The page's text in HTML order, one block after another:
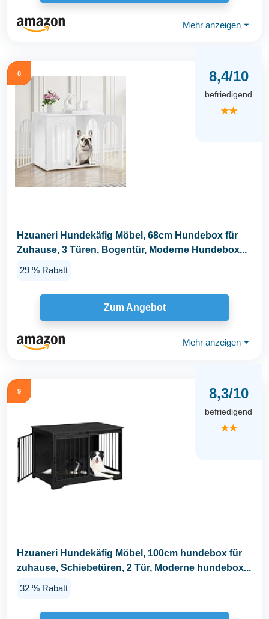
Mehr anzeigen ⏷
8 8,4/10
befriedigend
★★
Hzuaneri Hundekäfig Möbel, 68cm Hundebox für
Zuhause, 3 Türen, Bogentür, Moderne Hundebox...
29 % Rabatt
Zum Angebot
Mehr anzeigen ⏷
9 8,3/10
befriedigend
★★
Hzuaneri Hundekäfig Möbel, 100cm hundebox für
zuhause, Schiebetüren, 2 Tür, Moderne hundebox...
32 % Rabatt